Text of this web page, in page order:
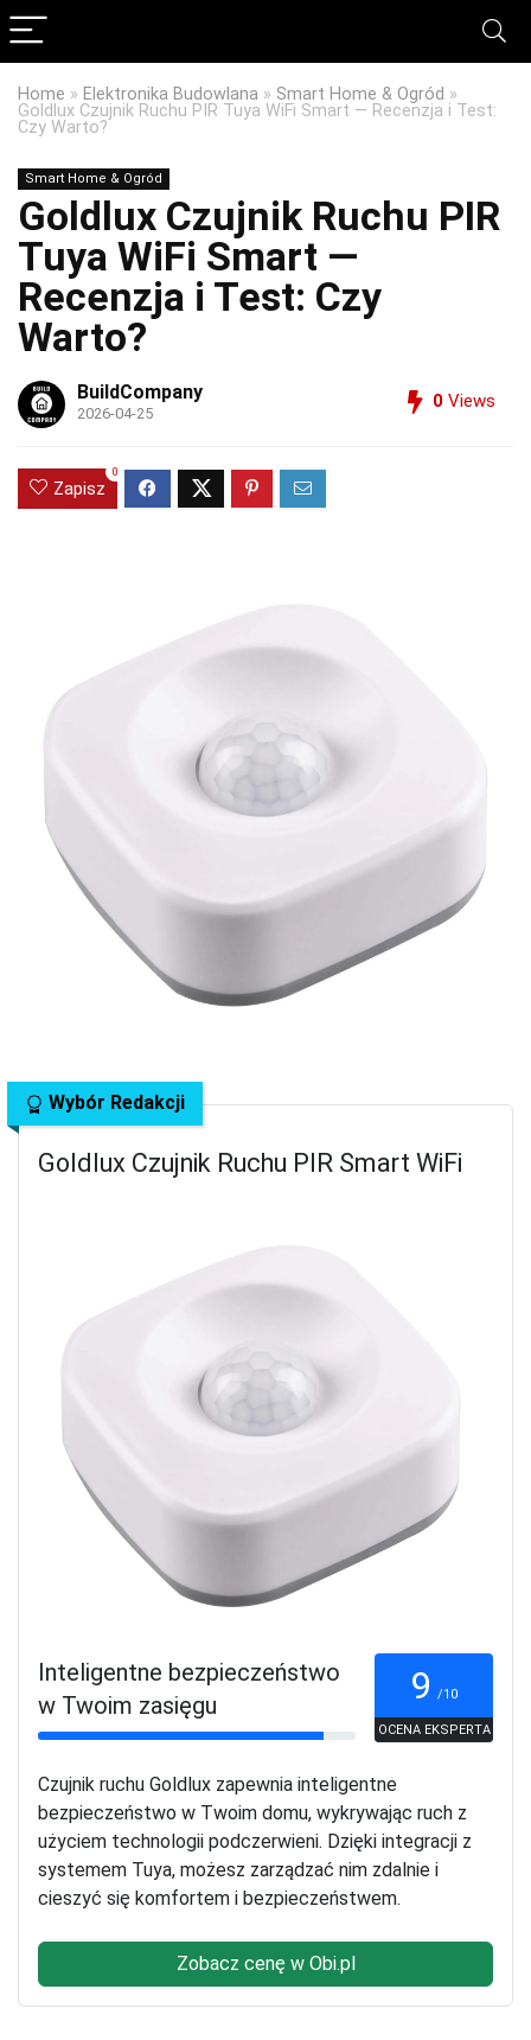
Home » Elektronika Budowlana » Smart Home & Ogród »
Goldlux Czujnik Ruchu PIR Tuya WiFi Smart — Recenzja i Test:
Czy Warto?
Smart Home & Ogród
Goldlux Czujnik Ruchu PIR
Tuya WiFi Smart —
Recenzja i Test: Czy
Warto?
BuildCompany
2026-04-25
0 Views
Zapisz
0
Wybór Redakcji
Goldlux Czujnik Ruchu PIR Smart WiFi
Inteligentne bezpieczeństwo
w Twoim zasięgu
9 /10
OCENA EKSPERTA
Czujnik ruchu Goldlux zapewnia inteligentne
bezpieczeństwo w Twoim domu, wykrywając ruch z
użyciem technologii podczerwieni. Dzięki integracji z
systemem Tuya, możesz zarządzać nim zdalnie i
cieszyć się komfortem i bezpieczeństwem.
Zobacz cenę w Obi.pl